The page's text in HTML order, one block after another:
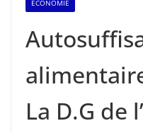
ECONOMIE
La D.G de